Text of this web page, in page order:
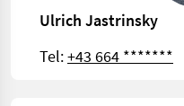
Ulrich Jastrinsky
Tel:+43 664 *******